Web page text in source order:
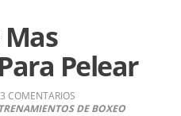
Pelear
DE BOXEO
3 COMENTARIOS